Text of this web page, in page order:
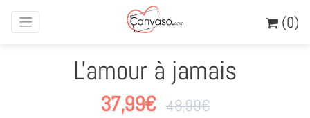
(0)
L'amour à jamais
37,99€ 48,99€